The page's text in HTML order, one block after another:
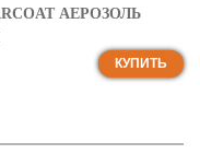
АЕРОЗОЛЬ
КУПИТЬ